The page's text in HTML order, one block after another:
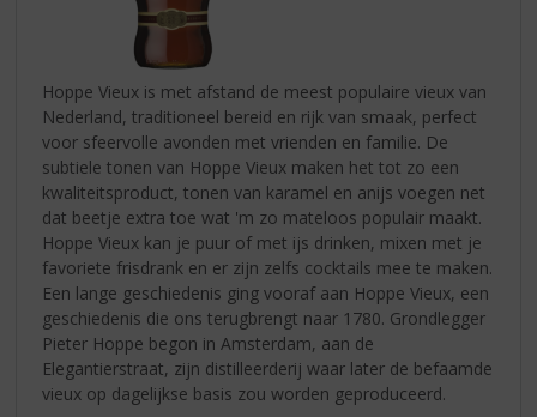
Hoppe Vieux is met afstand de meest populaire vieux van
Nederland, traditioneel bereid en rijk van smaak, perfect
voor sfeervolle avonden met vrienden en familie. De
subtiele tonen van Hoppe Vieux maken het tot zo een
kwaliteitsproduct, tonen van karamel en anijs voegen net
dat beetje extra toe wat 'm zo mateloos populair maakt.
Hoppe Vieux kan je puur of met ijs drinken, mixen met je
favoriete frisdrank en er zijn zelfs cocktails mee te maken.
Een lange geschiedenis ging vooraf aan Hoppe Vieux, een
geschiedenis die ons terugbrengt naar 1780. Grondlegger
Pieter Hoppe begon in Amsterdam, aan de
Elegantierstraat, zijn distilleerderij waar later de befaamde
vieux op dagelijkse basis zou worden geproduceerd.